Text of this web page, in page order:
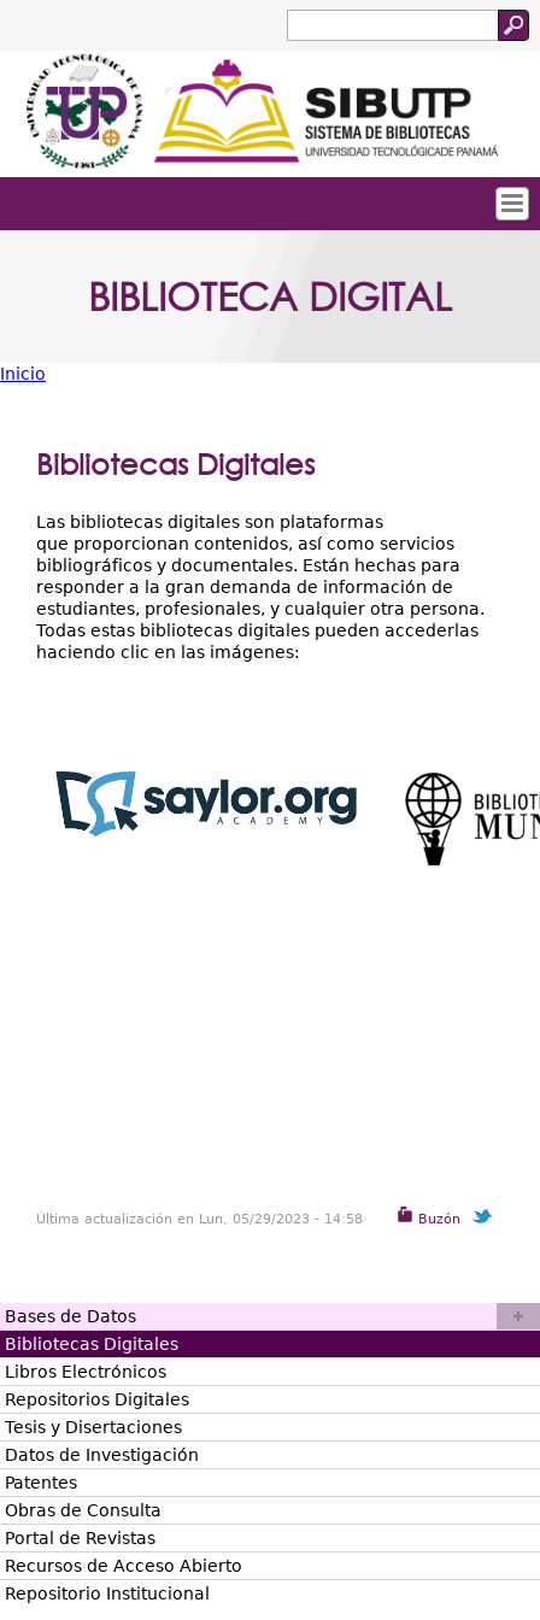
Jump to navigation
de
búsqueda
Quienes Somos
Directorio
Ayuda
BIBLIOTECA DIGITAL
está
Inicio
Bibliotecas Digitales
Las bibliotecas digitales son plataformas
que proporcionan contenidos, así como servicios
bibliográficos y documentales. Están hechas para
responder a la gran demanda de información de
estudiantes, profesionales, y cualquier otra persona.
Todas estas bibliotecas digitales pueden accederlas
haciendo clic en las imágenes:
Buzón
Última actualización en Lun, 05/29/2023 - 14:58
Bases de Datos
Bibliotecas Digitales
Libros Electrónicos
Repositorios Digitales
Tesis y Disertaciones
Datos de Investigación
Patentes
Obras de Consulta
Portal de Revistas
Recursos de Acceso Abierto
Repositorio Institucional